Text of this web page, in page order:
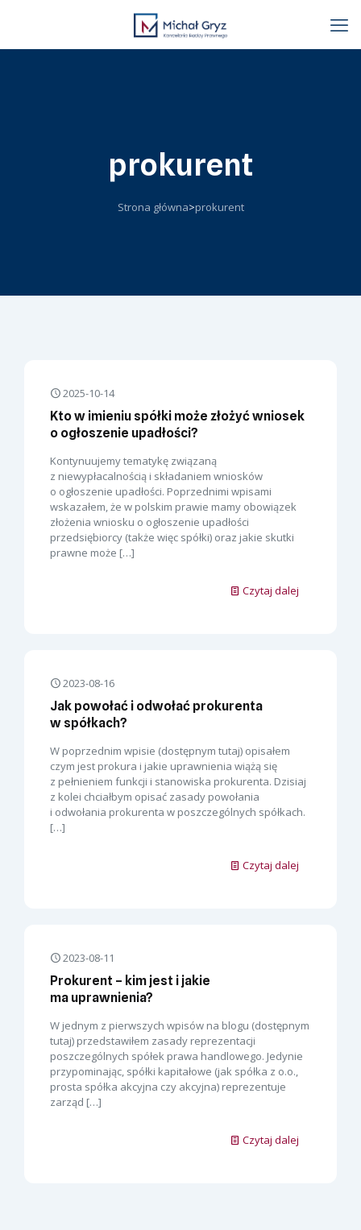
prokurent
Strona główna>prokurent
2025-10-14
Kto w imieniu spółki może złożyć wniosek
o ogłoszenie upadłości?
Kontynuujemy tematykę związaną
z niewypłacalnością i składaniem wniosków
o ogłoszenie upadłości. Poprzednimi wpisami
wskazałem, że w polskim prawie mamy obowiązek
złożenia wniosku o ogłoszenie upadłości
przedsiębiorcy (także więc spółki) oraz jakie skutki
prawne może […]
Czytaj dalej
2023-08-16
Jak powołać i odwołać prokurenta
w spółkach?
W poprzednim wpisie (dostępnym tutaj) opisałem
czym jest prokura i jakie uprawnienia wiążą się
z pełnieniem funkcji i stanowiska prokurenta. Dzisiaj
z kolei chciałbym opisać zasady powołania
i odwołania prokurenta w poszczególnych spółkach.
[…]
Czytaj dalej
2023-08-11
Prokurent – kim jest i jakie
ma uprawnienia?
W jednym z pierwszych wpisów na blogu (dostępnym
tutaj) przedstawiłem zasady reprezentacji
poszczególnych spółek prawa handlowego. Jedynie
przypominając, spółki kapitałowe (jak spółka z o.o.,
prosta spółka akcyjna czy akcyjna) reprezentuje
zarząd […]
Czytaj dalej